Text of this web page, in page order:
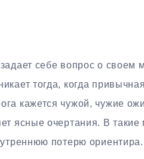
себе вопрос о
тогда, когда
кажется чужой, чужие
ясные очертания. В
потерю